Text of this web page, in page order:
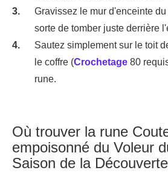
Gravissez le mur d'enceinte
sorte de tomber juste derrière
Sautez simplement sur le toit
le coffre (Crochetage 80
rune.
Où trouver la rune
empoisonné du Voleur
Saison de la